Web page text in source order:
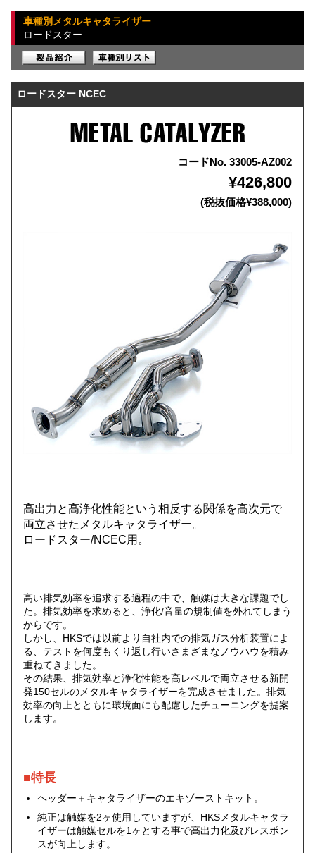
車種別メタルキャタライザー
ロードスター
ロードスター NCEC
コードNo. 33005-AZ002
¥426,800
(税抜価格¥388,000)
高出力と高浄化性能という相反する関係を高次元で
両立させたメタルキャタライザー。
ロードスター/NCEC用。
高い排気効率を追求する過程の中で、触媒は大きな課題でし
た。排気効率を求めると、浄化/音量の規制値を外れてしまう
からです。
しかし、HKSでは以前より自社内での排気ガス分析装置によ
る、テストを何度もくり返し行いさまざまなノウハウを積み
重ねてきました。
その結果、排気効率と浄化性能を高レベルで両立させる新開
発150セルのメタルキャタライザーを完成させました。排気
効率の向上とともに環境面にも配慮したチューニングを提案
します。
■特長
ヘッダー＋キャタライザーのエキゾーストキット。
純正は触媒を2ヶ使用していますが、HKSメタルキャタラ
イザーは触媒セルを1ヶとする事で高出力化及びレスポン
スが向上します。